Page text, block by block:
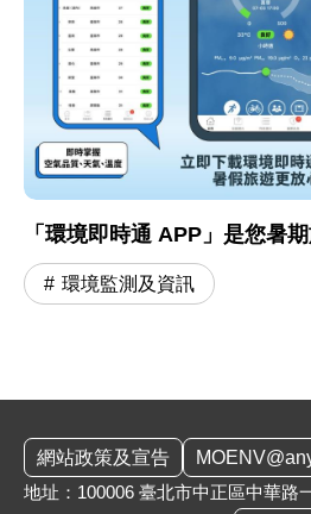
「環境即時通 APP」是您暑
環境監測及資訊
網站政策及宣告
地址：100006 臺北市中正區中華路